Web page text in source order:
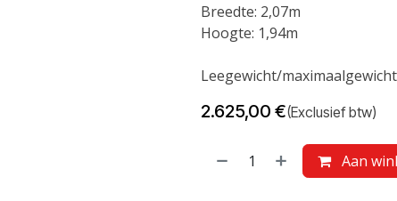
Breedte: 2,07m
Hoogte: 1,94m
Leegewicht/
2.625,00 €(Exclusief btw)
Aan